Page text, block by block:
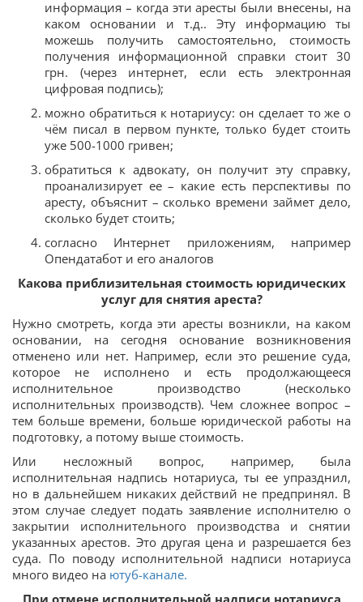
информация – когда эти аресты были внесены, на
каком основании и т.д.. Эту информацию ты
можешь получить самостоятельно, стоимость
получения информационной справки стоит 30
грн. (через интернет, если есть электронная
цифровая подпись);
можно обратиться к нотариусу: он сделает то же о
чём писал в первом пункте, только будет стоить
уже 500-1000 гривен;
обратиться к адвокату, он получит эту справку,
проанализирует ее – какие есть перспективы по
аресту, объяснит – сколько времени займет дело,
сколько будет стоить;
согласно Интернет приложениям, например
Опендатабот и его аналогов
Какова приблизительная стоимость юридических
услуг для снятия ареста?
Нужно смотреть, когда эти аресты возникли, на каком
основании, на сегодня основание возникновения
отменено или нет. Например, если это решение суда,
которое не исполнено и есть продолжающееся
исполнительное производство (несколько
исполнительных производств). Чем сложнее вопрос –
тем больше времени, больше юридической работы на
подготовку, а потому выше стоимость.
Или несложный вопрос, например, была
исполнительная надпись нотариуса, ты ее упразднил,
но в дальнейшем никаких действий не предпринял. В
этом случае следует подать заявление исполнителю о
закрытии исполнительного производства и снятии
указанных арестов. Это другая цена и разрешается без
суда. По поводу исполнительной надписи нотариуса
много видео на ютуб-канале.
При отмене исполнительной надписи нотариуса